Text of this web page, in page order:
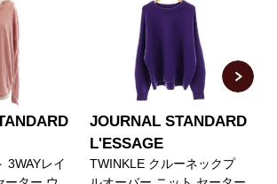
3WAYレイ
JOURNAL STANDARD
L'ESSAGE
TWINKLE クルーネックプ